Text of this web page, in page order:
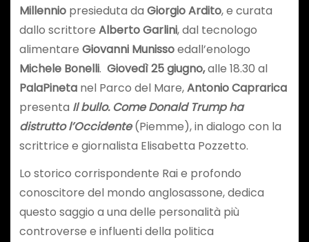
Millenniopresieduta da Giorgio Ardito, e curata
dallo scrittore Alberto Garlini, dal tecnologo
alimentare Giovanni Munissoedall’enologo
Michele Bonelli. Giovedì 25 giugno,alle 18.30 al
PalaPinetanel Parco del Mare,Antonio Caprarica
presenta Il bullo. Come Donald Trump ha
distrutto l’Occidente(Piemme), in dialogo con la
scrittrice e giornalista Elisabetta Pozzetto.
Lo storico corrispondente Rai e profondo
conoscitore del mondo anglosassone, dedica
questo saggio a una delle personalità più
controverse e influenti della politica